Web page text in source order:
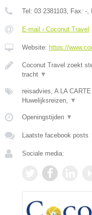
Tel: 03 2381103, Fax: -,
E-mail › Coconut Travel
Website: https://
Coconut Travel zoekt
tracht ▼
reisadvies, A LA
Huwelijksreizen, ▼
Openingstijden ▼
Laatste facebook posts
Sociale media: